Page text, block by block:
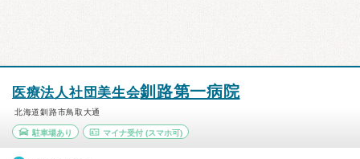
医療法人社団美生会釧路第一病院
北海道釧路市鳥取大通
駐車場あり マイナ受付(スマホ可)